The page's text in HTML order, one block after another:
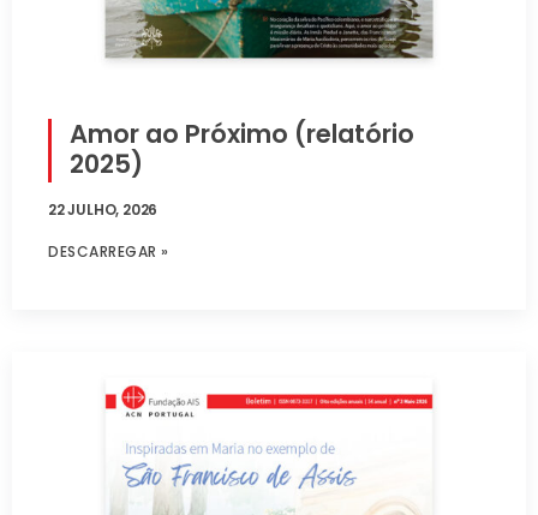
Amor ao Próximo (relatório
2025)
22 JULHO, 2026
DESCARREGAR »